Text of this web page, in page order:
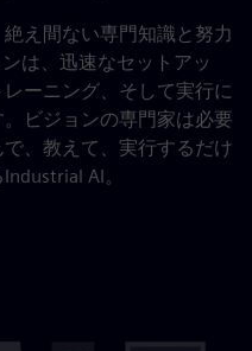
え間ない専門知識と努力
は、迅速なセットアッ
ーニング、そして実行に
ビジョンの専門家は必要
、教えて、実行するだけ
AI。